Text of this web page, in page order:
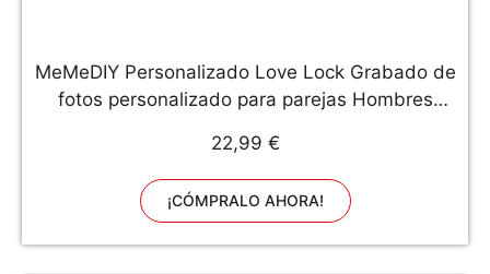
MeMeDIY Personalizado Love Lock Grabado de
fotos personalizado para parejas Hombres
Aniversario Valentine Bridge Candado con llave
(Color púrpura)
22,99 €
¡CÓMPRALO AHORA!